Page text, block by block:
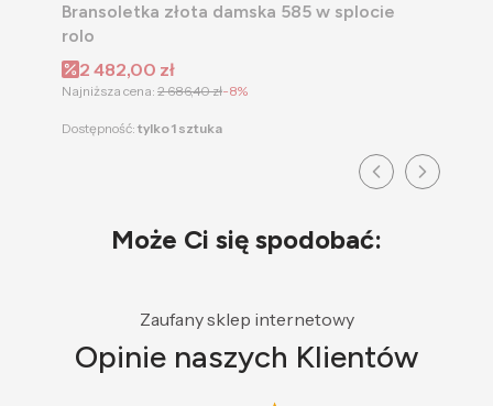
Bransoletka złota damska 585 w splocie
rolo
Cena promocyjna
2 482,00 zł
Najniższa cena: 2 686,40 zł-8%
Dostępność: tylko 1 sztuka
Może Ci się spodobać:
Zaufany sklep internetowy
Opinie naszych Klientów